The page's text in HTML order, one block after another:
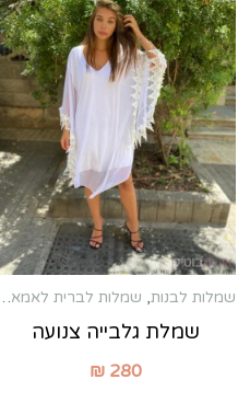
שמלות לבנות, שמלות לברית לאמא,
שמלת גלבייה צנועה
₪ 280